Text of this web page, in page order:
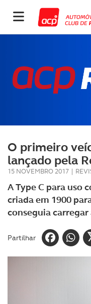
O primeiro
lançado pela
15 NOVEMBRO 2017 |
A Type C para uso
criada em 1900
conseguia
Partilhar